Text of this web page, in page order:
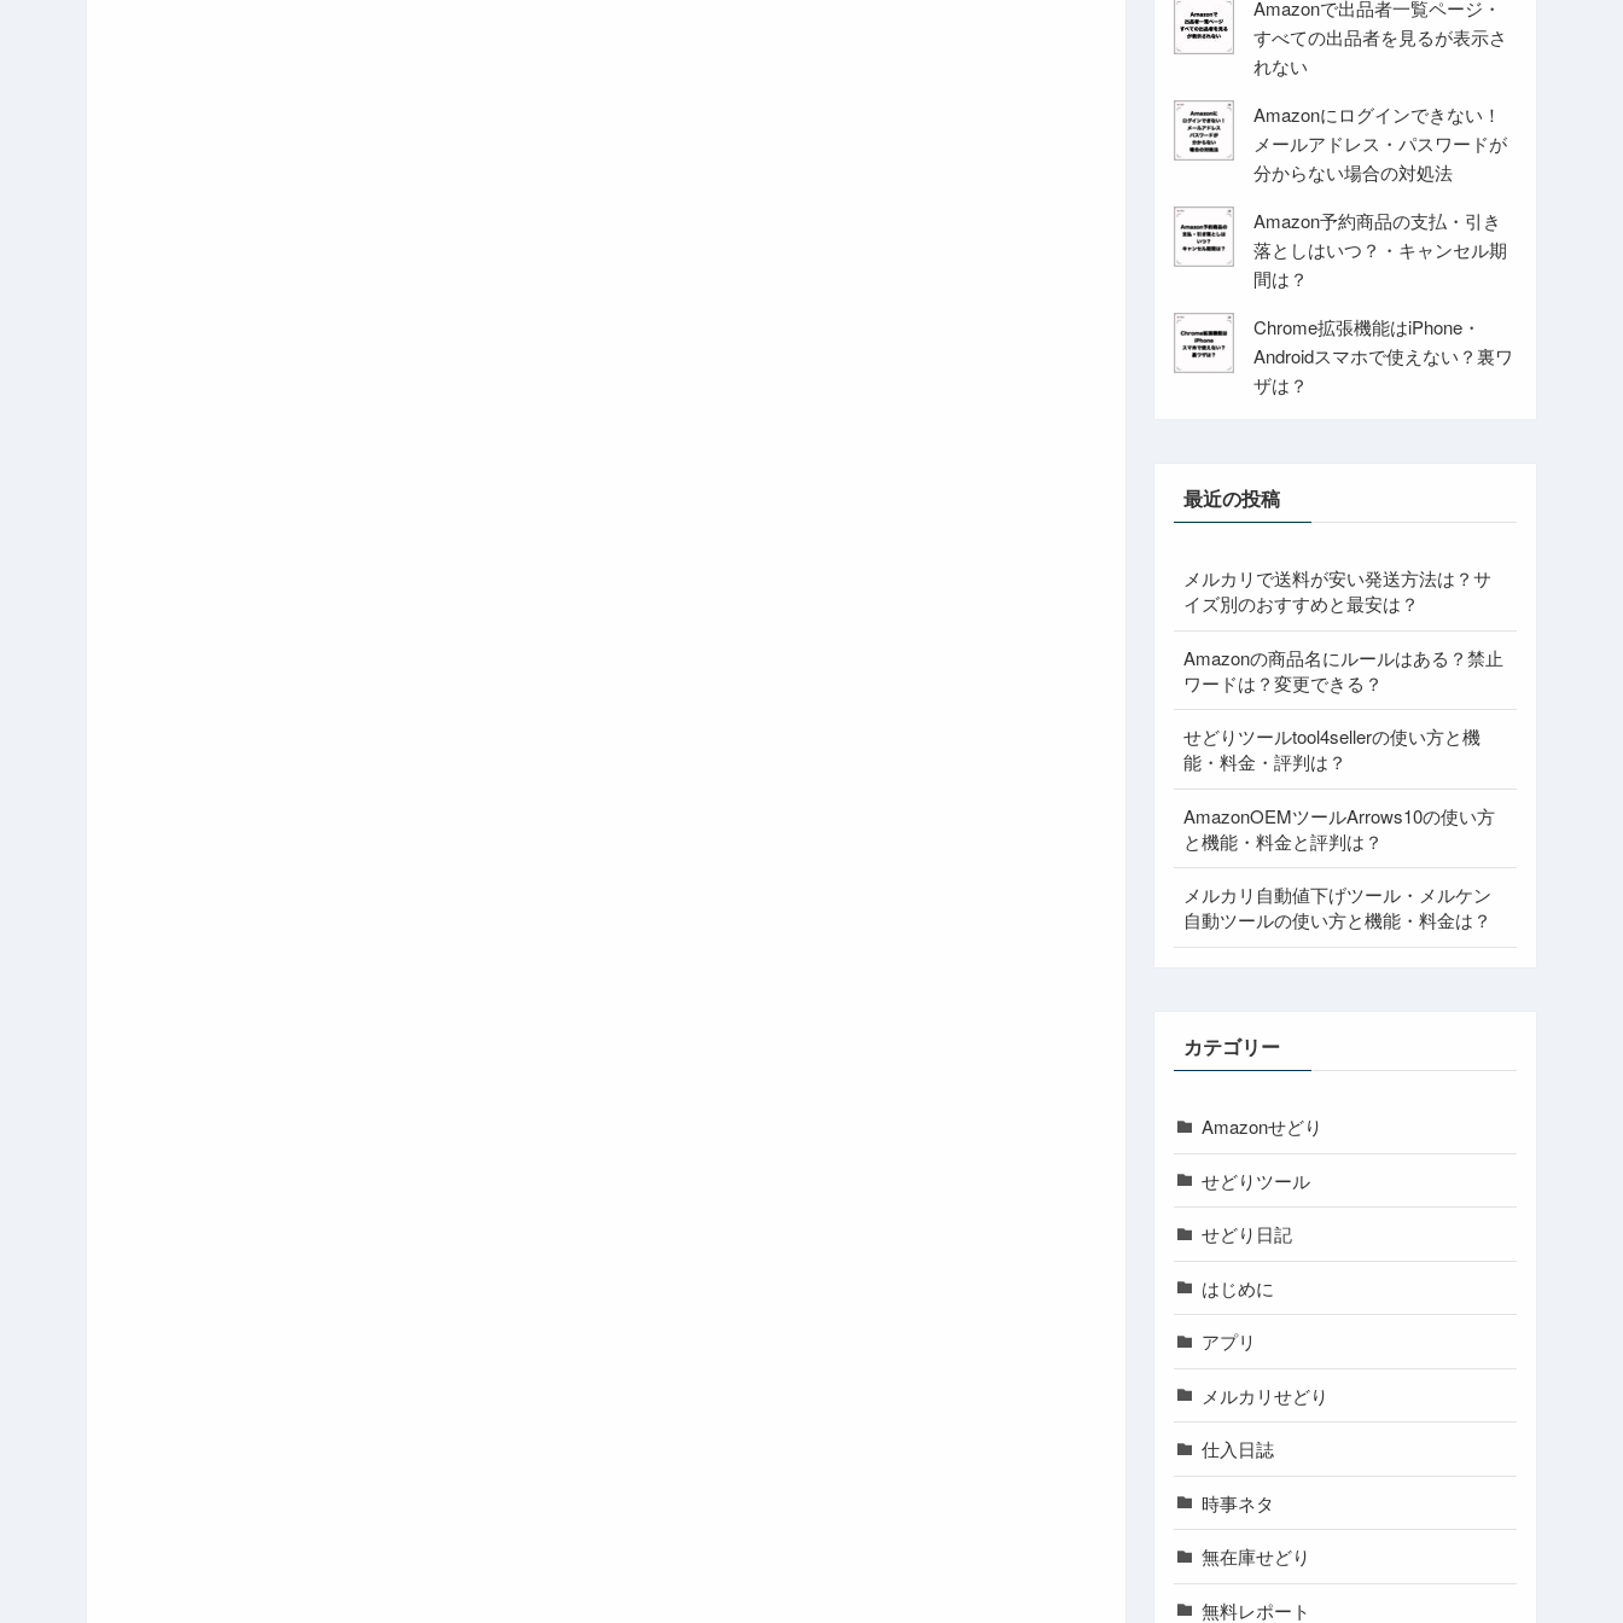
Amazonで出品者一覧ページ・
すべての出品者を見るが表示さ
れない
Amazonにログインできない！
メールアドレス・パスワードが
分からない場合の対処法
Amazon予約商品の支払・引き
落としはいつ？・キャンセル期
間は？
Chrome拡張機能はiPhone・
Androidスマホで使えない？裏ワ
ザは？
最近の投稿
メルカリで送料が安い発送方法は？サ
イズ別のおすすめと最安は？
Amazonの商品名にルールはある？禁止
ワードは？変更できる？
せどりツールtool4sellerの使い方と機
能・料金・評判は？
AmazonOEMツールArrows10の使い方
と機能・料金と評判は？
メルカリ自動値下げツール・メルケン
自動ツールの使い方と機能・料金は？
カテゴリー
Amazonせどり
せどりツール
せどり日記
はじめに
アプリ
メルカリせどり
仕入日誌
時事ネタ
無在庫せどり
無料レポート